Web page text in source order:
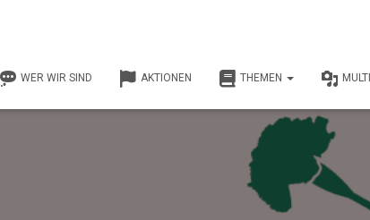
WER WIR SIND AKTIONEN THEMEN